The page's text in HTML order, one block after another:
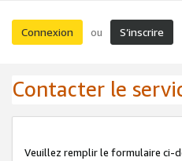
Connexion ou S’inscrire
Contacter le
Veuillez remplir le formulaire ci-